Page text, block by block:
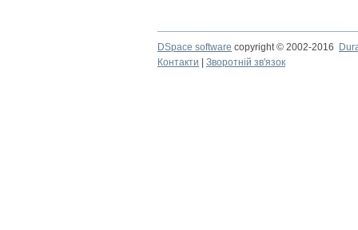
DSpace software copyright © 2002-2016
Контакти
Зворотній зв'язок